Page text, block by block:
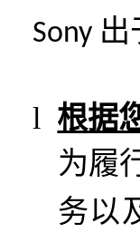
Sony 出
l 根据
为履
务以